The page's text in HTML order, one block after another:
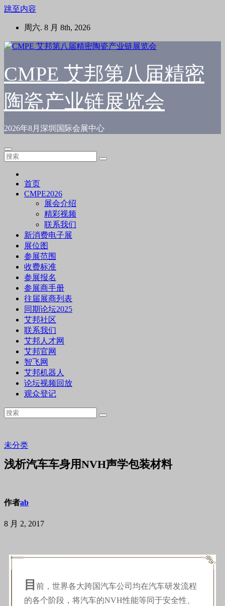
跳至内容
周六. 8 月 8th, 2026
CMPE 艾邦第八届精密
陶瓷产业链展览会
2026年8月深圳国际会展中心
首页
CMPE2026
展会介绍
精彩视频
联系我们
新消费电子展
展位图
参展范围
收费标准
参展报名
参展商手册
往届展商列表
同期论坛2025
艾邦社区
联系我们
艾邦人才网
艾邦官网
智飞网
艾邦机器人
论坛视频回放
观众登记
未分类
浅析汽车车身用NVH声学包装材料
作者ab
8 月 2, 2017
目 前，世界各大跨国汽车公司均在汽车研发流程
的各个阶段，将汽车的NVH性能等同于安全性、